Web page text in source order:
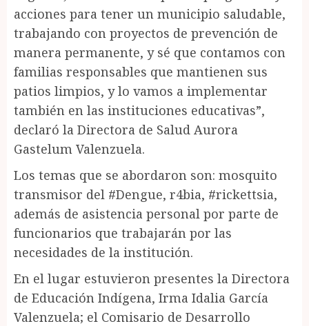
acciones para tener un municipio saludable,
trabajando con proyectos de prevención de
manera permanente, y sé que contamos con
familias responsables que mantienen sus
patios limpios, y lo vamos a implementar
también en las instituciones educativas”,
declaró la Directora de Salud Aurora
Gastelum Valenzuela.
Los temas que se abordaron son: mosquito
transmisor del #Dengue, r4bia, #rickettsia,
además de asistencia personal por parte de
funcionarios que trabajarán por las
necesidades de la institución.
En el lugar estuvieron presentes la Directora
de Educación Indígena, Irma Idalia García
Valenzuela; el Comisario de Desarrollo